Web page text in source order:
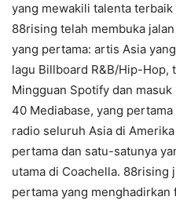
yang mewakili talenta
88rising telah membuka
yang pertama: artis Asia
lagu Billboard R&B/Hip-Hop,
Mingguan Spotify dan
40 Mediabase, yang
radio seluruh Asia di
pertama dan satu-satunya
utama di Coachella. 88rising
pertama yang